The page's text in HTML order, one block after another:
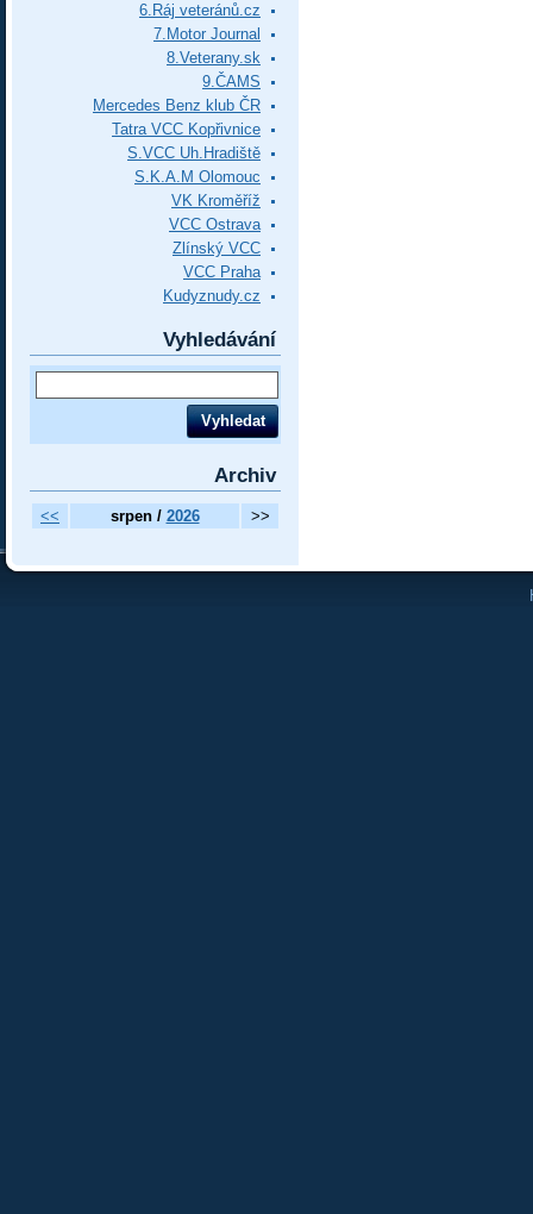
6.Ráj veteránů.cz
7.Motor Journal
8.Veterany.sk
9.ČAMS
Mercedes Benz klub ČR
Tatra VCC Kopřivnice
S.VCC Uh.Hradiště
S.K.A.M Olomouc
VK Kroměříž
VCC Ostrava
Zlínský VCC
VCC Praha
Kudyznudy.cz
Vyhledávání
Archiv
<< srpen / 2026 >>